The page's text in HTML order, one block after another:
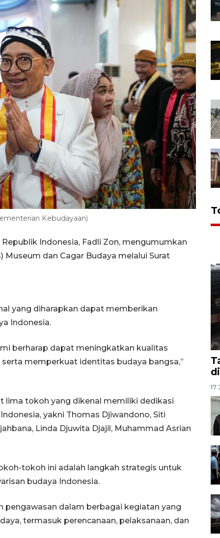
Kebudayaan)
Indonesia, Fadli Zon, mengumumkan
dan Cagar Budaya melalui Surat
yang diharapkan dapat memberikan
Indonesia.
berharap dapat meningkatkan kualitas
memperkuat identitas budaya bangsa,”
lima tokoh yang dikenal memiliki dedikasi
yakni Thomas Djiwandono, Siti
Linda Djuwita Djajil, Muhammad Asrian
tokoh ini adalah langkah strategis untuk
budaya Indonesia.
pengawasan dalam berbagai kegiatan yang
termasuk perencanaan, pelaksanaan, dan
17